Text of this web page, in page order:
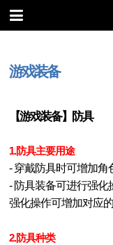
游戏装备
【游戏装备】防具
1.防具主要用途
- 穿戴防具时可增加角
- 防具装备可进行强
强化操作可增加对应的
2.防具种类